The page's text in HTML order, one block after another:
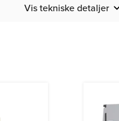
Vis tekniske detaljer